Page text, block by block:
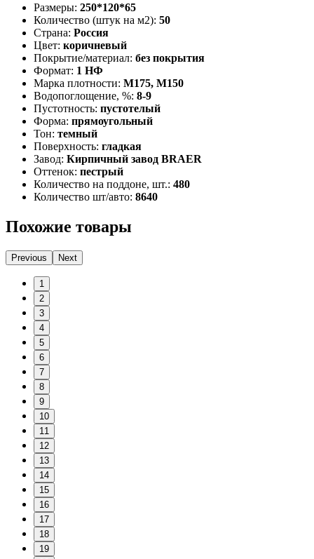
Размеры: 250*120*65
Количество (штук на м2): 50
Страна: Россия
Цвет: коричневый
Покрытие/материал: без покрытия
Формат: 1 НФ
Марка плотности: М175, М150
Водопоглощение, %: 8-9
Пустотность: пустотелый
Форма: прямоугольный
Тон: темный
Поверхность: гладкая
Завод: Кирпичный завод BRAER
Оттенок: пестрый
Количество на поддоне, шт.: 480
Количество шт/авто: 8640
Похожие товары
Previous Next
1
2
3
4
5
6
7
8
9
10
11
12
13
14
15
16
17
18
19